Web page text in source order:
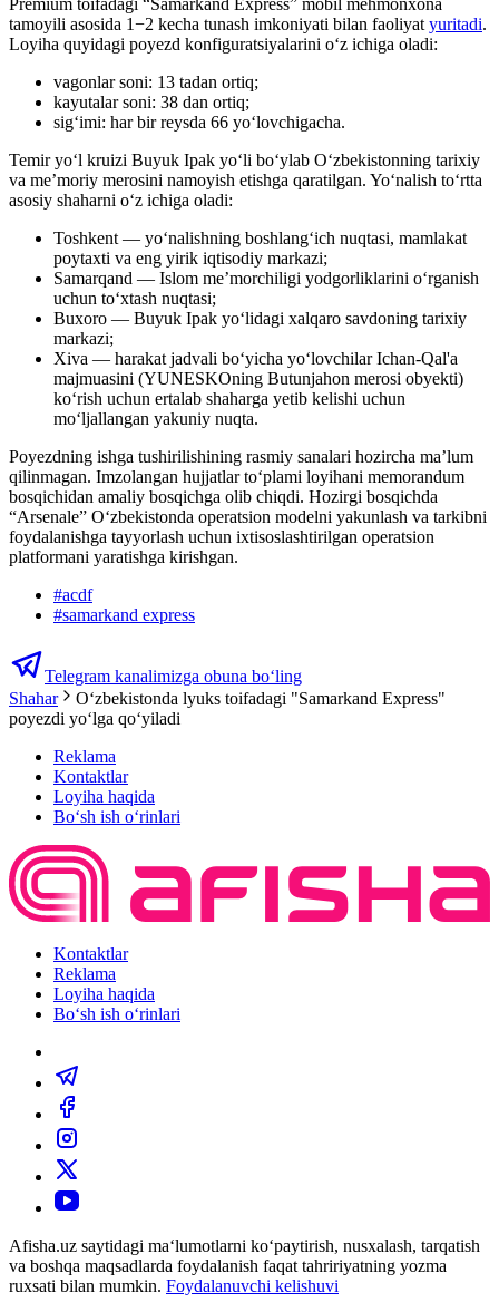
Premium toifadagi “Samarkand Express” mobil mehmonxona
tamoyili asosida 1−2 kecha tunash imkoniyati bilan faoliyat yuritadi.
Loyiha quyidagi poyezd konfiguratsiyalarini oʻz ichiga oladi:
vagonlar soni: 13 tadan ortiq;
kayutalar soni: 38 dan ortiq;
sigʻimi: har bir reysda 66 yoʻlovchigacha.
Temir yo‘l kruizi Buyuk Ipak yo‘li bo‘ylab O‘zbekistonning tarixiy
va me’moriy merosini namoyish etishga qaratilgan. Yo‘nalish to‘rtta
asosiy shaharni o‘z ichiga oladi:
Toshkent — yoʻnalishning boshlangʻich nuqtasi, mamlakat
poytaxti va eng yirik iqtisodiy markazi;
Samarqand — Islom meʼmorchiligi yodgorliklarini oʻrganish
uchun toʻxtash nuqtasi;
Buxoro — Buyuk Ipak yoʻlidagi xalqaro savdoning tarixiy
markazi;
Xiva — harakat jadvali boʻyicha yo‘lovchilar Ichan-Qal'a
majmuasini (YUNESKOning Butunjahon merosi obyekti)
ko‘rish uchun ertalab shaharga yetib kelishi uchun
mo‘ljallangan yakuniy nuqta.
Poyezdning ishga tushirilishining rasmiy sanalari hozircha ma’lum
qilinmagan. Imzolangan hujjatlar to‘plami loyihani memorandum
bosqichidan amaliy bosqichga olib chiqdi. Hozirgi bosqichda
“Arsenale” O‘zbekistonda operatsion modelni yakunlash va tarkibni
foydalanishga tayyorlash uchun ixtisoslashtirilgan operatsion
platformani yaratishga kirishgan.
#acdf
#samarkand express
Telegram kanalimizga obuna bo‘ling
Shahar
O‘zbekistonda lyuks toifadagi "Samarkand Express"
poyezdi yo‘lga qo‘yiladi
Reklama
Kontaktlar
Loyiha haqida
Bo‘sh ish o‘rinlari
Kontaktlar
Reklama
Loyiha haqida
Bo‘sh ish o‘rinlari
Afisha.uz saytidagi ma‘lumotlarni ko‘paytirish, nusxalash, tarqatish
va boshqa maqsadlarda foydalanish faqat tahririyatning yozma
ruxsati bilan mumkin. Foydalanuvchi kelishuvi